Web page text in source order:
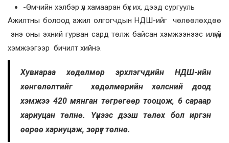
-Өмчийн хэлбэр үл хамааран бүх их, дээд сургууль
Ажилтны болоод ажил олгогчдын НДШ-ийг чөлөөлөхдөө
энэ оны эхний гурван сард төлж байсан хэмжээнээс илүүгүй
хэмжээгээр бичилт хийнэ.
Хувиараа хөдөлмөр эрхлэгчдийн НДШ-ийн
хөнгөлөлтийг хөдөлмөрийн хөлсний доод
хэмжээ 420 мянган төгрөгөөр тооцож, 6 сараар
хариуцан төлнө. Үүнээс дээш төлөх бол иргэн
өөрөө хариуцаж, зөрүүг төлнө.